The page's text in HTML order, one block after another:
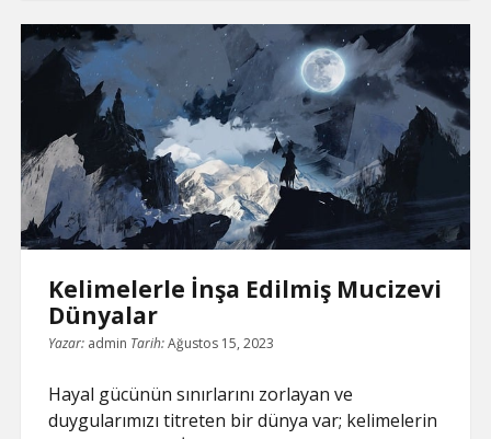
Bırakın!
Kelimelerle İnşa Edilmiş Mucizevi
Dünyalar
Yazar: admin Tarih:Ağustos 15, 2023
Hayal gücünün sınırlarını zorlayan ve
duygularımızı titreten bir dünya var; kelimelerin